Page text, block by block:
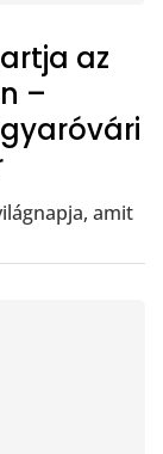
az
–
amit